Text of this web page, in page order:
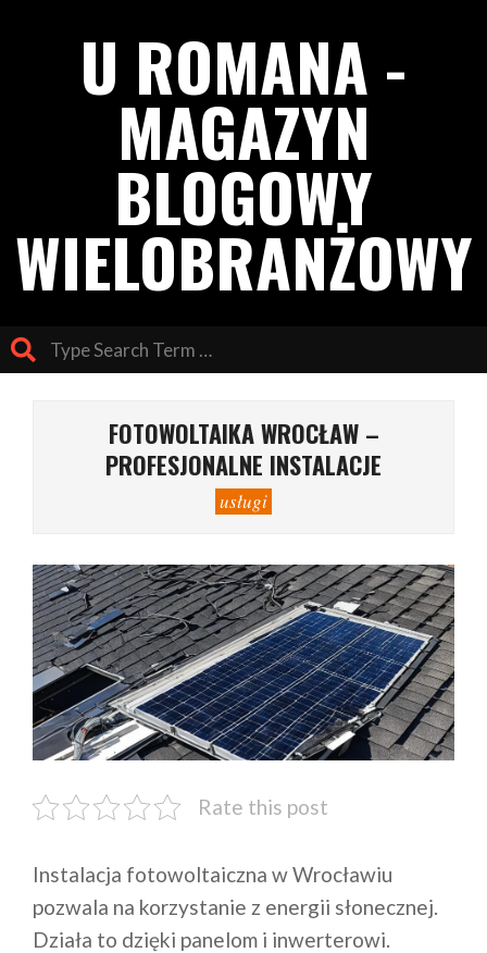
U ROMANA -
MAGAZYN
BLOGOWY
WIELOBRANŻOWY
FOTOWOLTAIKA WROCŁAW –
PROFESJONALNE INSTALACJE
usługi
Rate this post
Instalacja fotowoltaiczna w Wrocławiu
pozwala na korzystanie z energii słonecznej.
Działa to dzięki panelom i inwerterowi.